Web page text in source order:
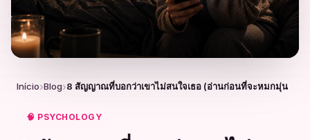
Início Blog 8 สัญญาณที่บอกว่าเขาไม่สนใจเธอ (อ่านก่อนที่จะหมกมุ่น)
🧠 PSYCHOLOGY